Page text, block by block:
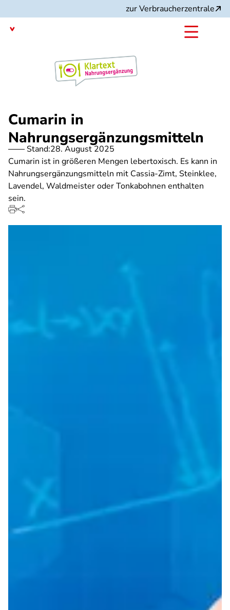
zum
Inhalt
zur Verbraucherzentrale
Cumarin in
Nahrungsergänzungsmitteln
Stand:28. August 2025
Cumarin ist in größeren Mengen lebertoxisch. Es kann in
Nahrungsergänzungsmitteln mit Cassia-Zimt, Steinklee,
Lavendel, Waldmeister oder Tonkabohnen enthalten
sein.